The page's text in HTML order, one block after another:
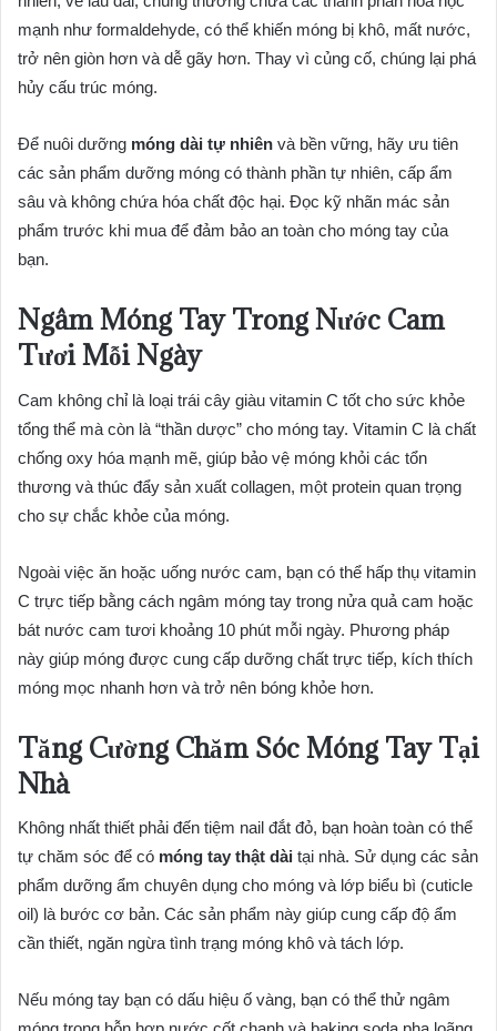
mạnh như formaldehyde, có thể khiến móng bị khô, mất nước,
trở nên giòn hơn và dễ gãy hơn. Thay vì củng cố, chúng lại phá
hủy cấu trúc móng.
Để nuôi dưỡng móng dài tự nhiên và bền vững, hãy ưu tiên
các sản phẩm dưỡng móng có thành phần tự nhiên, cấp ẩm
sâu và không chứa hóa chất độc hại. Đọc kỹ nhãn mác sản
phẩm trước khi mua để đảm bảo an toàn cho móng tay của
bạn.
Ngâm Móng Tay Trong Nước Cam
Tươi Mỗi Ngày
Cam không chỉ là loại trái cây giàu vitamin C tốt cho sức khỏe
tổng thể mà còn là “thần dược” cho móng tay. Vitamin C là chất
chống oxy hóa mạnh mẽ, giúp bảo vệ móng khỏi các tổn
thương và thúc đẩy sản xuất collagen, một protein quan trọng
cho sự chắc khỏe của móng.
Ngoài việc ăn hoặc uống nước cam, bạn có thể hấp thụ vitamin
C trực tiếp bằng cách ngâm móng tay trong nửa quả cam hoặc
bát nước cam tươi khoảng 10 phút mỗi ngày. Phương pháp
này giúp móng được cung cấp dưỡng chất trực tiếp, kích thích
móng mọc nhanh hơn và trở nên bóng khỏe hơn.
Tăng Cường Chăm Sóc Móng Tay Tại
Nhà
Không nhất thiết phải đến tiệm nail đắt đỏ, bạn hoàn toàn có thể
tự chăm sóc để có móng tay thật dài tại nhà. Sử dụng các sản
phẩm dưỡng ẩm chuyên dụng cho móng và lớp biểu bì (cuticle
oil) là bước cơ bản. Các sản phẩm này giúp cung cấp độ ẩm
cần thiết, ngăn ngừa tình trạng móng khô và tách lớp.
Nếu móng tay bạn có dấu hiệu ố vàng, bạn có thể thử ngâm